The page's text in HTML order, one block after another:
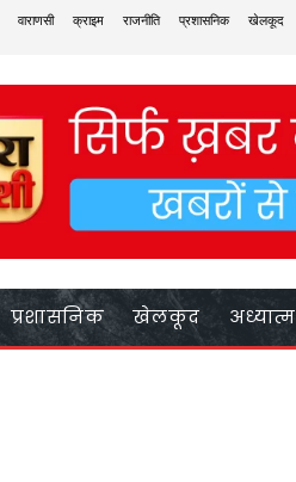
वाराणसी क्राइम राजनीति प्रशासनिक
खेलकूद
प्रशासनिक खेलकूद अध्यात्म